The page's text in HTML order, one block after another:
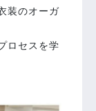
装のオーガ
ロセスを学